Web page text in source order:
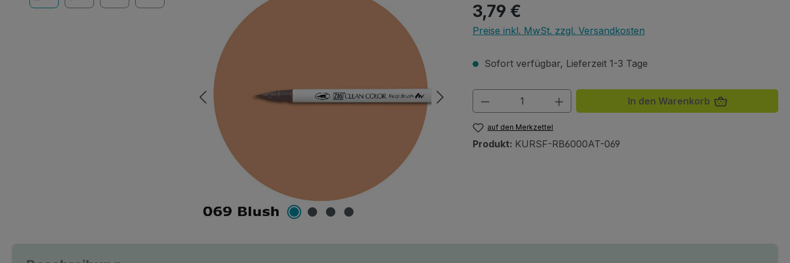
Regulärer Preis:
3,79 €
Preise inkl. MwSt. zzgl. Versandkosten
Sofort verfügbar, Lieferzeit 1-3 Tage
Produkt Anzahl: Gib den gewünschten Wert
In den Warenkorb
auf den Merkzettel
Produkt: KURSF-RB6000AT-069